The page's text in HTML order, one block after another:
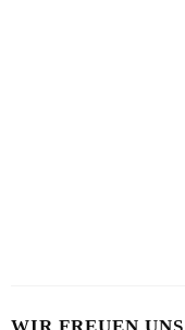
WIR FREUEN